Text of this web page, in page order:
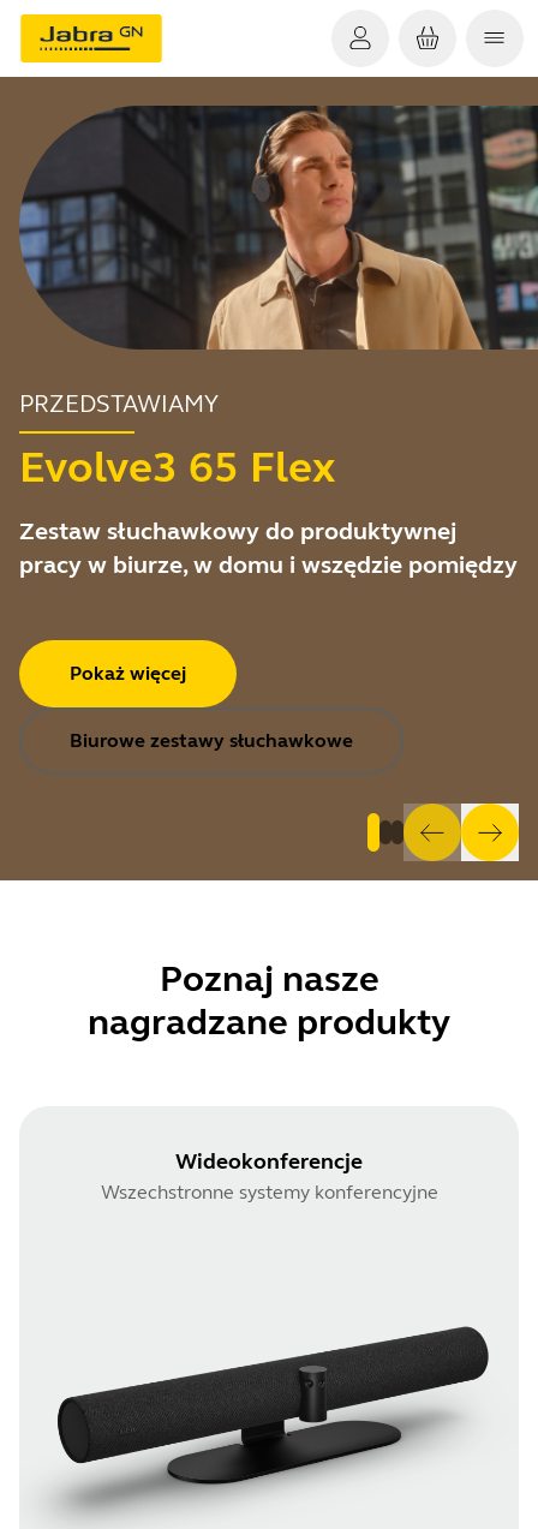
PRZEDSTAWIAMY
Evolve3 65 Flex
Zestaw słuchawkowy do produktywnej
pracy w biurze, w domu i wszędzie pomiędzy
Pokaż więcej
Biurowe zestawy słuchawkowe
Poznaj nasze
nagradzane produkty
Wideokonferencje
Wszechstronne systemy konferencyjne